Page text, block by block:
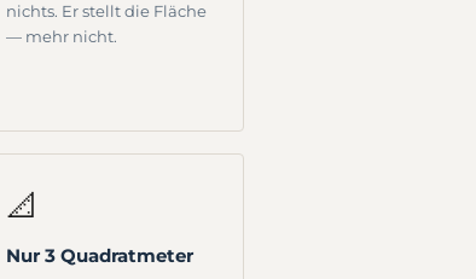
nichts. Er stellt die Fläche
— mehr nicht.
📐
Nur 3 Quadratmeter